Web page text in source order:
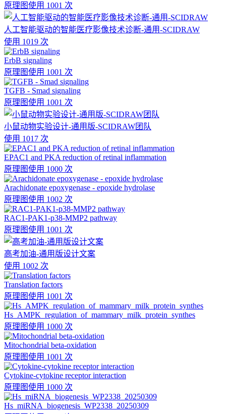
原理图使用 1001 次
人工智能驱动的智能医疗影像技术诊断-通用-SCIDRAW
使用 1019 次
ErbB signaling
原理图使用 1001 次
TGFB - Smad signaling
原理图使用 1001 次
小鼠动物实验设计-通用版-SCIDRAW团队
使用 1017 次
EPAC1 and PKA reduction of retinal inflammation
原理图使用 1000 次
Arachidonate epoxygenase - epoxide hydrolase
原理图使用 1002 次
RAC1-PAK1-p38-MMP2 pathway
原理图使用 1001 次
高考加油-通用版设计文案
使用 1002 次
Translation factors
原理图使用 1001 次
Hs_AMPK_regulation_of_mammary_milk_protein_synthes
原理图使用 1000 次
Mitochondrial beta-oxidation
原理图使用 1001 次
Cytokine-cytokine receptor interaction
原理图使用 1000 次
Hs_miRNA_biogenesis_WP2338_20250309